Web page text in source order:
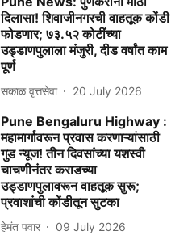
दिलासा! शिवाजीनगरची वाहतूक कोंडी
फोडणार; ७३.५२ कोटींच्या
उड्डाणपुलाला मंजुरी, दीड वर्षांत काम
पूर्ण
सकाळ वृत्तसेवा 20 July 2026
Pune Bengaluru Highway :
महामार्गावरून प्रवास करणाऱ्यांसाठी
गुड न्यूज! तीन दिवसांच्या यशस्वी
चाचणीनंतर कराडच्या
उड्डाणपुलावरून वाहतूक सुरू;
प्रवाशांची कोंडीतून सुटका
हेमंत पवार 09 July 2026